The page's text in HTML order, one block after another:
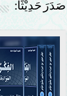
صَدَرَ حَدِيْثًا: